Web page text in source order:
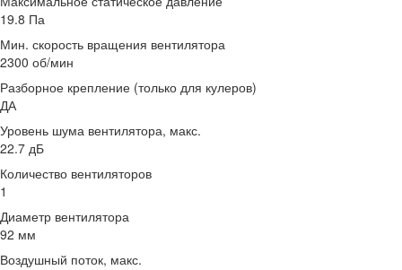
19.8 Па
Мин. скорость вращения вентилятора
2300 об/мин
Разборное крепление (только для кулеров)
ДА
Уровень шума вентилятора, макс.
22.7 дБ
Количество вентиляторов
1
Диаметр вентилятора
92 мм
Воздушный поток, макс.